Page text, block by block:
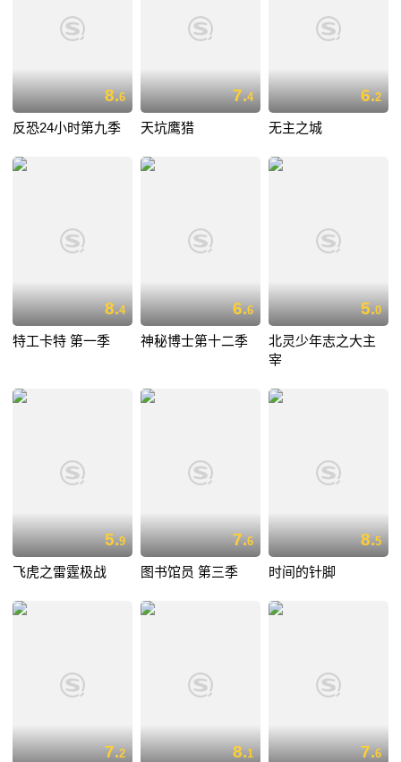
8.6
反恐24小时第九季
7.4
天坑鹰猎
6.2
无主之城
8.4
特工卡特 第一季
6.6
神秘博士第十二季
5.0
北灵少年志之大主
宰
5.9
飞虎之雷霆极战
7.6
图书馆员 第三季
8.5
时间的针脚
7.2 8.1 7.6